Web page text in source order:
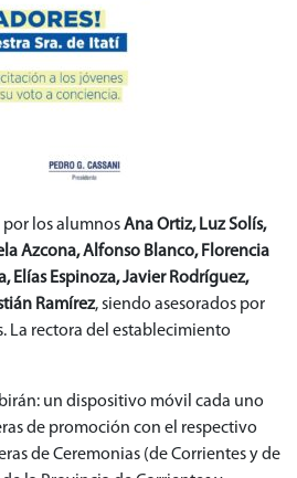
los alumnosAna Ortiz, Luz Solís,
Azcona, Alfonso Blanco, Florencia
Elías Espinoza, Javier Rodríguez,
Ramírez, siendo asesorados por
La rectora del establecimiento
un dispositivo móvil cada uno
de promoción con el respectivo
de Ceremonias (de Corrientes y de